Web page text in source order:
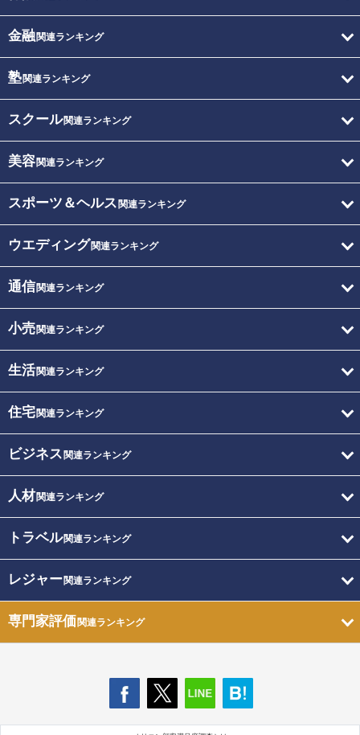
金融関連ランキング
塾関連ランキング
スクール関連ランキング
美容関連ランキング
スポーツ＆ヘルス 関連ランキング
ウエディング関連ランキング
通信関連ランキング
小売関連ランキング
生活関連ランキング
住宅関連ランキング
ビジネス 関連ランキング
人材関連ランキング
トラベル関連ランキング
レジャー関連ランキング
専門家評価関連ランキング